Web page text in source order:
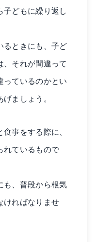
どもに繰り返し
るときにも、子ど
、それが間違って
っているのかとい
ましょう。
事をする際に、
れているもので
も、普段から根気
ければなりませ